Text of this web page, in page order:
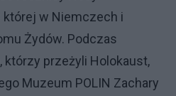
której w Niemczech i
Żydów. Podczas
przeżyli Holokaust,
Muzeum POLIN Zachary